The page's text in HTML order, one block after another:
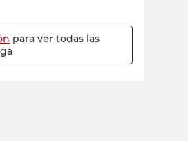
para ver todas las